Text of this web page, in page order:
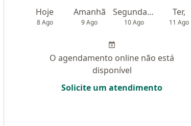
Hoje
8 Ago
Amanhã
9 Ago
Segunda-feira
10 Ago
Ter,
11 Ago
O agendamento online não está
disponível
Solicite um atendimento